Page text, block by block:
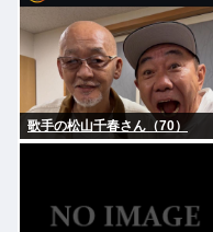
歌手の松山千春さん（70）